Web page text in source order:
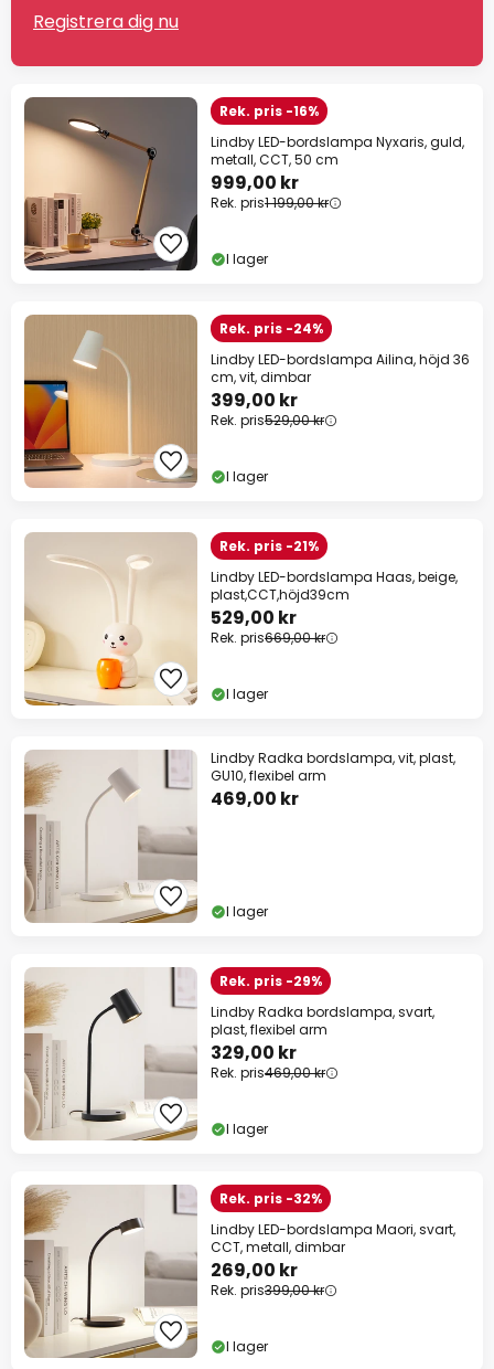
Registrera dig nu
Rek. pris -16%
Lindby LED-bordslampa Nyxaris, guld,
metall, CCT, 50 cm
999,00 kr
Rek. pris1 199,00 kr
I lager
Rek. pris -24%
Lindby LED-bordslampa Ailina, höjd 36
cm, vit, dimbar
399,00 kr
Rek. pris529,00 kr
I lager
Rek. pris -21%
Lindby LED-bordslampa Haas, beige,
plast,CCT,höjd39cm
529,00 kr
Rek. pris669,00 kr
I lager
Lindby Radka bordslampa, vit, plast,
GU10, flexibel arm
469,00 kr
I lager
Rek. pris -29%
Lindby Radka bordslampa, svart,
plast, flexibel arm
329,00 kr
Rek. pris469,00 kr
I lager
Rek. pris -32%
Lindby LED-bordslampa Maori, svart,
CCT, metall, dimbar
269,00 kr
Rek. pris399,00 kr
I lager